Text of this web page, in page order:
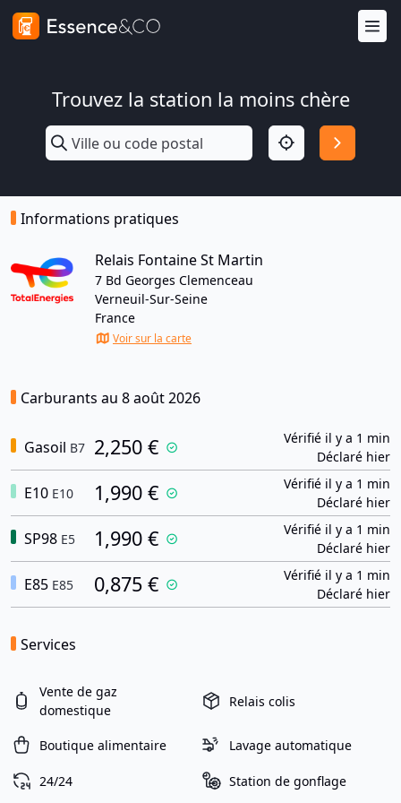
Trouvez la station la moins chère
Informations pratiques
Relais Fontaine St Martin
7 Bd Georges Clemenceau
Verneuil-Sur-Seine
France
Voir sur la carte
Carburants au 8 août 2026
Gasoil B7 2,250 €
Vérifié il y a 1 min
Déclaré hier
E10 E10 1,990 €
Vérifié il y a 1 min
Déclaré hier
SP98 E5 1,990 €
Vérifié il y a 1 min
Déclaré hier
E85 E85 0,875 €
Vérifié il y a 1 min
Déclaré hier
Services
Vente de gaz
domestique
Relais colis
Boutique alimentaire Lavage automatique
24/24 Station de gonflage